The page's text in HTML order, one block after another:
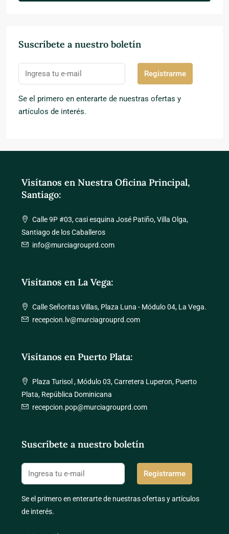
Suscríbete a nuestro boletín
Registrarme
Se el primero en enterarte de nuestras ofertas y
artículos de interés.
Visítanos en Nuestra Oficina Principal,
Santiago:
Calle 9P #03, casi esquina José Patiño, Villa Olga,
Santiago de los Caballeros
info@murciagrouprd.com
Visítanos en La Vega:
Calle Señoritas Villas, Plaza Luna - Módulo 04, La Vega.
recepcion.lv@murciagrouprd.com
Visítanos en Puerto Plata:
Plaza Turisol , Módulo 03, Carretera Luperon, Puerto
Plata, República Dominicana
recepcion.pop@murciagrouprd.com
Suscríbete a nuestro boletín
Registrarme
Se el primero en enterarte de nuestras ofertas y artículos
de interés.